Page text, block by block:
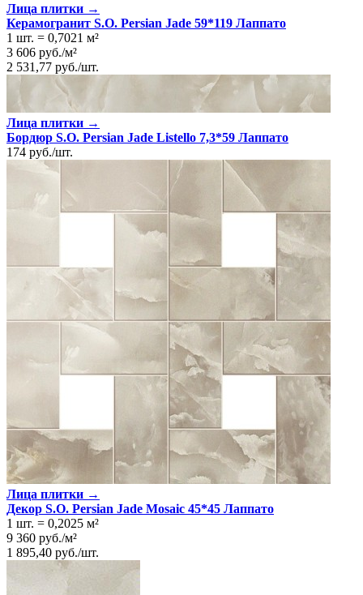
Лица плитки →
Керамогранит S.O. Persian Jade 59*119 Лаппато
1 шт. = 0,7021 м²
3 606 руб./м²
2 531,77 руб./шт.
Лица плитки →
Бордюр S.O. Persian Jade Listello 7,3*59 Лаппато
174 руб./шт.
Лица плитки →
Декор S.O. Persian Jade Mosaic 45*45 Лаппато
1 шт. = 0,2025 м²
9 360 руб./м²
1 895,40 руб./шт.